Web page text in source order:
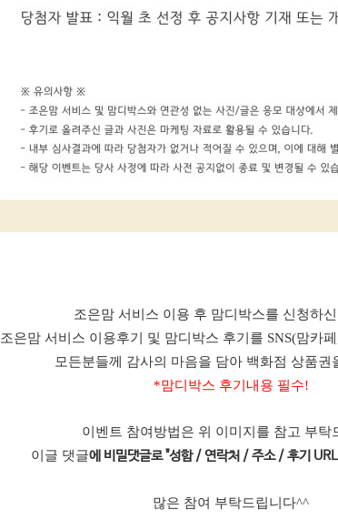
조은맘 서비스 이용 후 맘디박스를 신청하
조은맘 서비스 이용후기 및 맘디박스 후기를 SNS(맘카
모든분들께 감사의 마음을 담아 백화점 상품권
*맘디박스 후기내용 필수!
이벤트 참여방법은 위 이미지를 참고 부탁
이글 댓글에 비밀댓글로 "성함 / 연락처 / 주소 / 후기
많은 참여 부탁드립니다^^